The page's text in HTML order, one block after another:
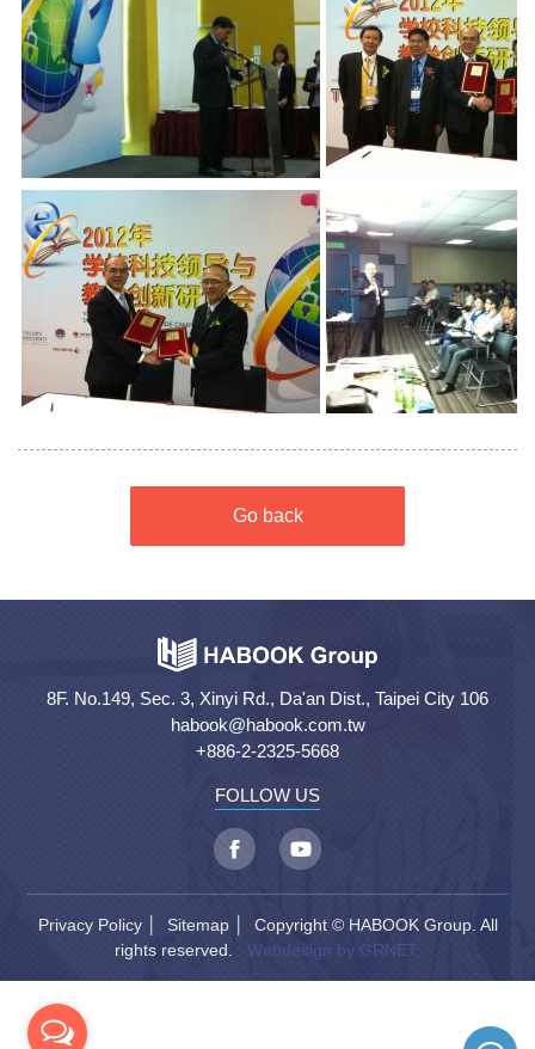
Go back
8F. No.149, Sec. 3, Xinyi Rd., Da'an Dist., Taipei City 106
habook@habook.com.tw
+886-2-2325-5668
FOLLOW US
Privacy Policy│ Sitemap│ Copyright © HABOOK Group. All
rights reserved. Webdesign by GRNET.